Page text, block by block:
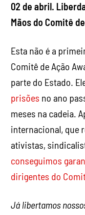
02 de abril.
Mãos do Comitê
Esta não é a
Comitê de Ação
parte do Estado.
prisões no ano
meses na cadeia.
internacional, que
ativistas,
conseguimos
dirigentes do
Já libertamos